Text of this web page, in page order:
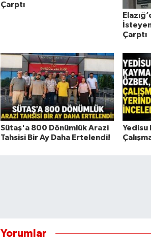
Çarptı
Çarptı
Sütaş'a 800 Dönümlük Arazi
Tahsisi Bir Ay Daha Ertelendi!
Yedisu
Yorumlar